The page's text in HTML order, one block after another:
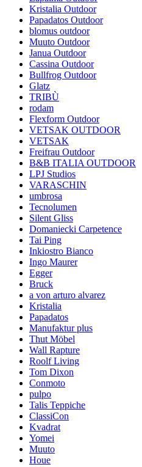
Kristalia Outdoor
Papadatos Outdoor
blomus outdoor
Muuto Outdoor
Janua Outdoor
Cassina Outdoor
Bullfrog Outdoor
Glatz
TRIBÙ
rodam
Flexform Outdoor
VETSAK OUTDOOR
VETSAK
Freifrau Outdoor
B&B ITALIA OUTDOOR
LPJ Studios
VARASCHIN
umbrosa
Tecnolumen
Silent Gliss
Domaniecki Carpetence
Tai Ping
Inkiostro Bianco
Ingo Maurer
Egger
Bruck
a von arturo alvarez
Kristalia
Papadatos
Manufaktur plus
Thut Möbel
Wall Rapture
Roolf Living
Tom Dixon
Conmoto
pulpo
Talis Teppiche
ClassiCon
Kvadrat
Yomei
Muuto
Houe